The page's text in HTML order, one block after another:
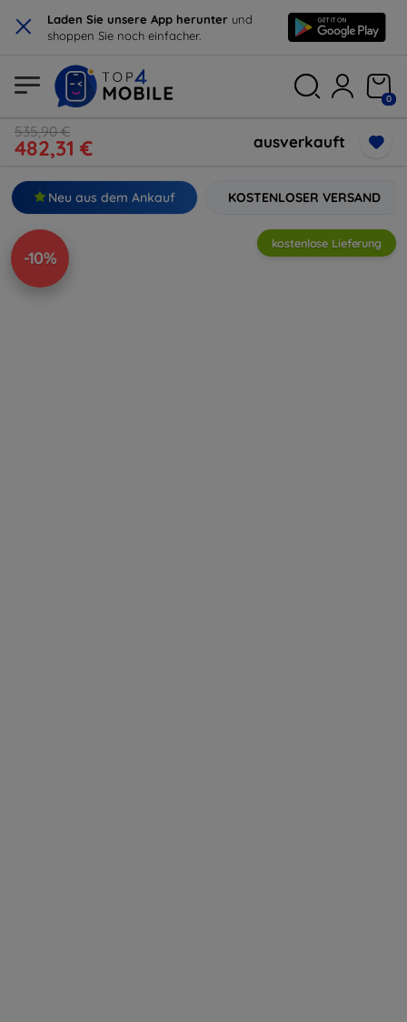
× Laden Sie unsere App herunter und
shoppen Sie noch einfacher.
0
535,90 €
482,31 € ausverkauft
Neu aus dem Ankauf KOSTENLOSER VERSAND
-10%
kostenlose Lieferung